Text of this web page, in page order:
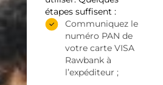
étapes suffisent :
Communiquez le
numéro PAN de
votre carte VISA
Rawbank à
l’expéditeur ;